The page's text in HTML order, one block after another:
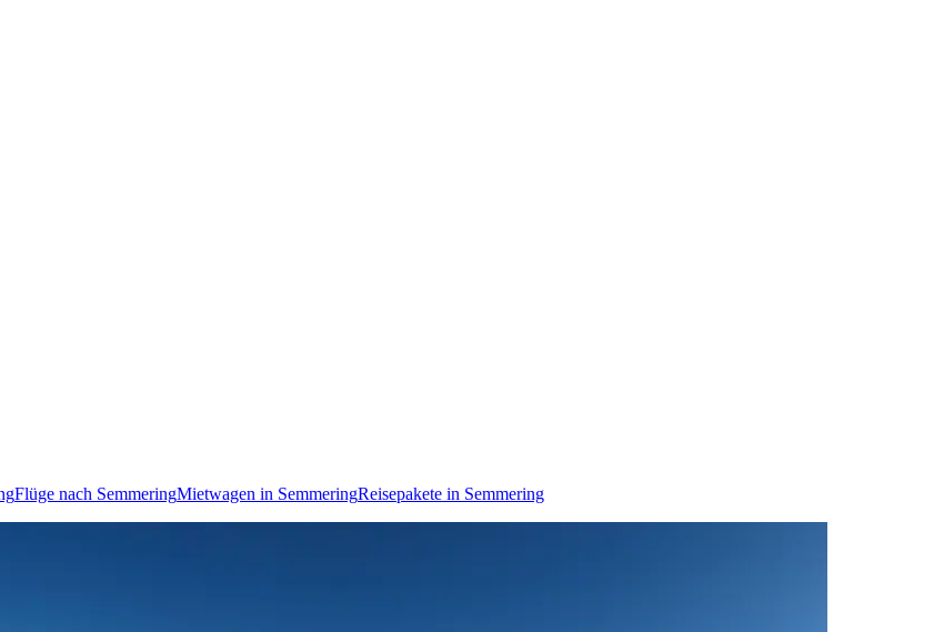
Flüge nach SemmeringMietwagen in SemmeringReisepakete in Semmering